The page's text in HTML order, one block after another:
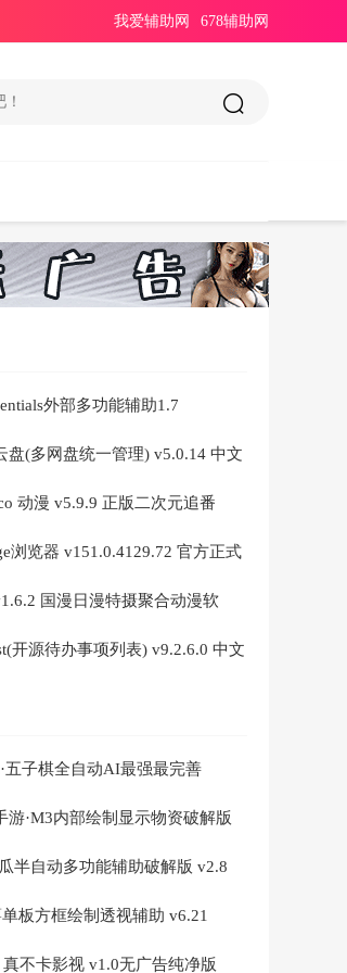
678辅助网
我爱辅助网
外部多功能辅助1.7
盘(多网盘统一管理) v5.0.14 中文
动漫 v5.9.9 正版二次元追番
浏览器 v151.0.4129.72 官方正式
国漫日漫特摄聚合动漫软
开源待办事项列表) v9.2.6.0 中文
五子棋全自动AI最强最完善
游·M3内部绘制显示物资破解版
半自动多功能辅助破解版 v2.8
单板方框绘制透视辅助 v6.21
不卡影视 v1.0无广告纯净版